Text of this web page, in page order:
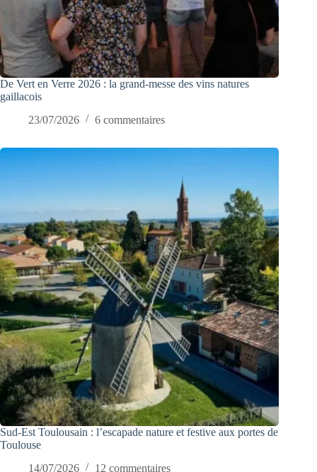
De Vert en Verre 2026 : la grand-messe des vins natures
gaillacois
23/07/2026
6 commentaires
Sud-Est Toulousain : l’escapade nature et festive aux portes de
Toulouse
14/07/2026
12 commentaires